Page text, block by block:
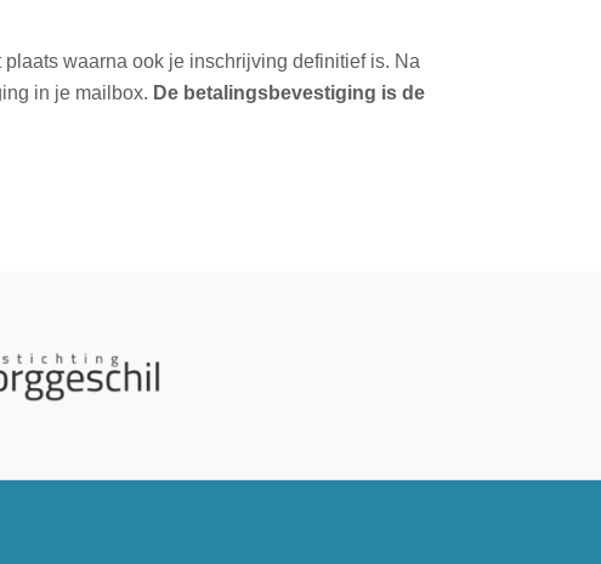
waarna ook je inschrijving definitief is. Na
in je mailbox. De betalingsbevestiging is de